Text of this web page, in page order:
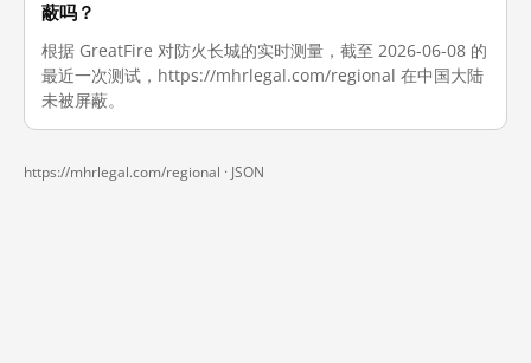
蔽吗？
根据 GreatFire 对防火长城的实时测量，截至 2026-06-08 的
最近一次测试，https://mhrlegal.com/regional 在中国大陆
未被屏蔽。
https://mhrlegal.com/regional · JSON